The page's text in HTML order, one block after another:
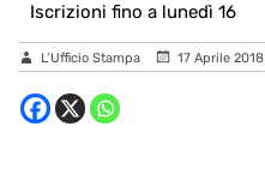
Iscrizioni fino a lunedì 16
L’Ufficio Stampa 17 Aprile 2018